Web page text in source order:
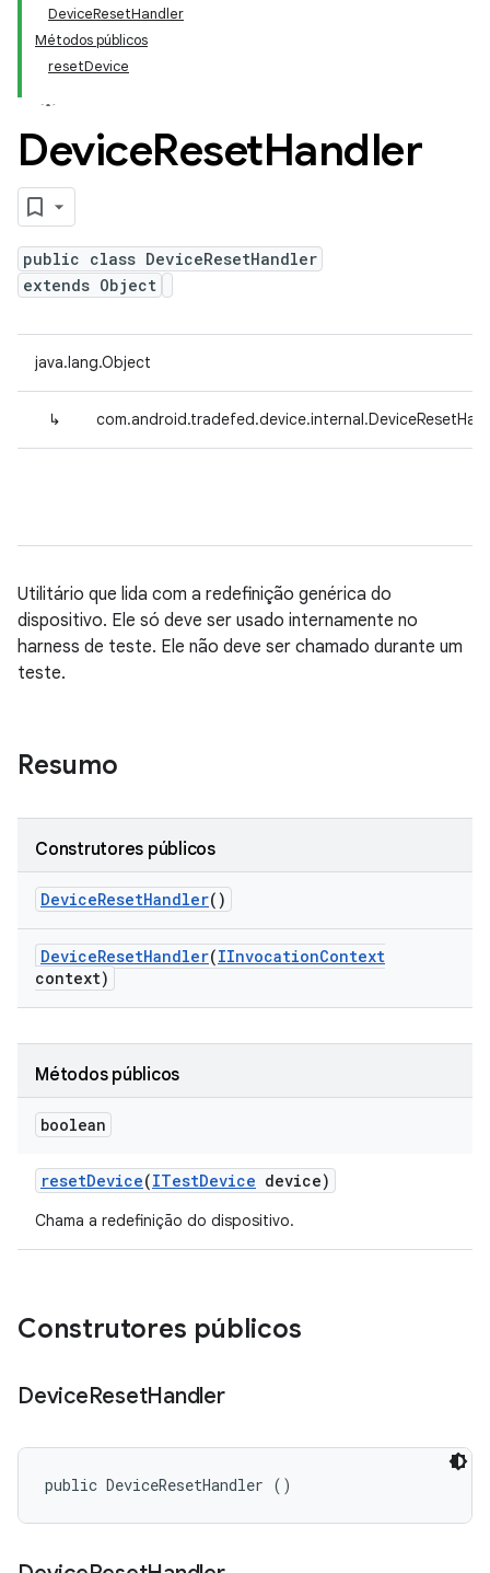
DeviceResetHandler
Métodos públicos
resetDevice
DeviceResetHandler
public class DeviceResetHandler
extends Object
java.lang.Object
↳
Utilitário que lida com a redefinição genérica do
dispositivo. Ele só deve ser usado internamente no
harness de teste. Ele não deve ser chamado durante um
teste.
Resumo
Construtores públicos
DeviceResetHandler()
DeviceResetHandler(IInvocationContext
context)
Métodos públicos
boolean
resetDevice(ITestDevice device)
Chama a redefinição do dispositivo.
Construtores públicos
DeviceResetHandler
public DeviceResetHandler ()